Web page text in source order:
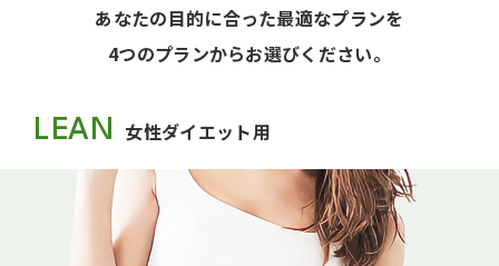
あなたの目的に合った最適なプランを
4つのプランからお選びください。
LEAN 女性ダイエット用